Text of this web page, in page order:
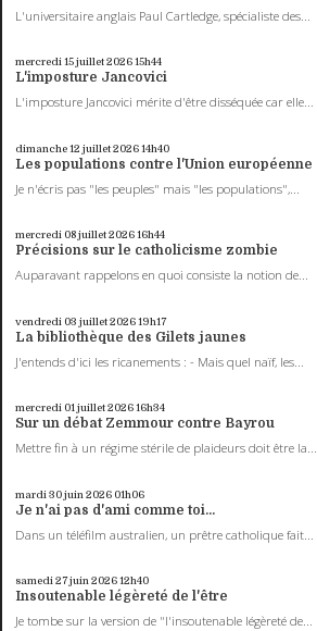
L'universitaire anglais Paul Cartledge, spécialiste des...
mercredi 15juillet 202615h44
L'imposture Jancovici
L'imposture Jancovici mérite d'être disséquée car elle...
dimanche 12 juillet 202614h40
Les populations contre l'Union européenne
Je n'écris pas "les peuples" mais "les populations",...
mercredi 08juillet 202616h44
Précisions sur le catholicisme zombie
Auparavant rappelons en quoi consiste la notion de...
vendredi 03 juillet 202619h17
La bibliothèque des Gilets jaunes
J'entends d'ici les ricanements : - Mais quel naïf, les...
mercredi 01 juillet 202616h34
Sur un débat Zemmour contre Bayrou
Mettre fin à un régime stérile de plaideurs doit être la...
mardi 30juin 2026 01h06
Je n'ai pas d'ami comme toi...
Dans un téléfilm australien, un prêtre catholique fait...
samedi 27juin 202612h40
Insoutenable légèreté de l'être
Je tombe sur la version de "l'insoutenable légèreté de...